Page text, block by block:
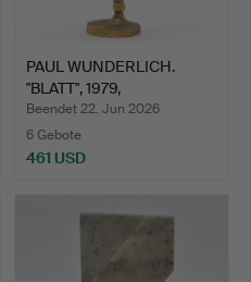
PAUL WUNDERLICH.
"BLATT", 1979,
BRONZESKU…
Beendet 22. Jun 2026
6 Gebote
461 USD